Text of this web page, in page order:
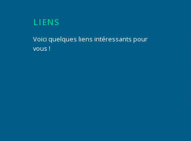
LIENS
Voici quelques liens intéressants pour
vous !